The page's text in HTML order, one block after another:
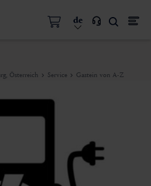
de
Österreich Service Gastein von A-Z